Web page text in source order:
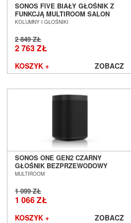
SONOS FIVE BIAŁY GŁOŚNIK Z
FUNKCJĄ MULTIROOM SALON
POZNAŃ WROCŁAW !!!
KOLUMNY I GŁOŚNIKI
2 849 ZŁ
2 763 ZŁ
KOSZYK + ZOBACZ
SONOS ONE GEN2 CZARNY
GŁOŚNIK BEZPRZEWODOWY
SALON POZNAŃ WROCŁAW !!!
NIEDOSTĘPNY ---
MULTIROOM
1 099 ZŁ
1 066 ZŁ
KOSZYK + ZOBACZ